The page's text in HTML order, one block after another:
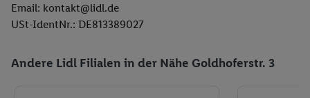
Email: kontakt@lidl.de
USt-IdentNr.: DE813389027
Andere Lidl Filialen in der Nähe Goldhoferstr. 3